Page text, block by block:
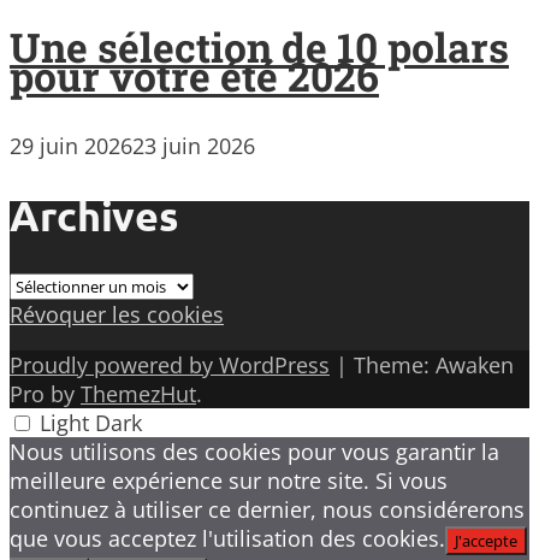
Une sélection de 10 polars
pour votre été 2026
29 juin 202623 juin 2026
Archives
Archives
Révoquer les cookies
Proudly powered by WordPress | Theme: Awaken
Pro by ThemezHut.
Light Dark
Nous utilisons des cookies pour vous garantir la
meilleure expérience sur notre site. Si vous
continuez à utiliser ce dernier, nous considérerons
que vous acceptez l'utilisation des cookies. J'accepte